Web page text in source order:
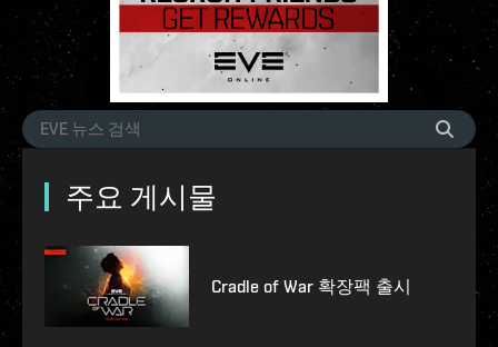
주요 게시물
Cradle of War 확장팩 출시